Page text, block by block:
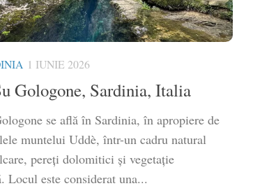
1 IUNIE 2026
Gologone, Sardinia, Italia
se află în Sardinia, în apropiere de
muntelui Uddè, într-un cadru natural
pereți dolomitici și vegetație
Locul este considerat una...